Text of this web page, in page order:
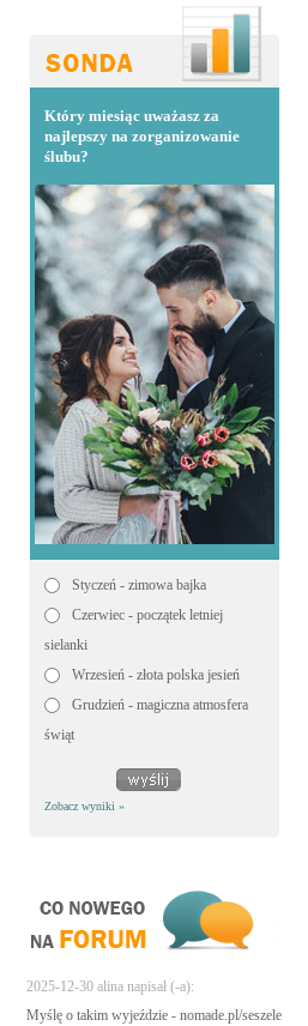
Który miesiąc uważasz za
najlepszy na zorganizowanie
ślubu?
Styczeń - zimowa bajka
Czerwiec - początek letniej
sielanki
Wrzesień - złota polska jesień
Grudzień - magiczna atmosfera
świąt
Zobacz wyniki »
2025-12-30 alina napisał (-a):
Myślę o takim wyjeździe - nomade.pl/seszele